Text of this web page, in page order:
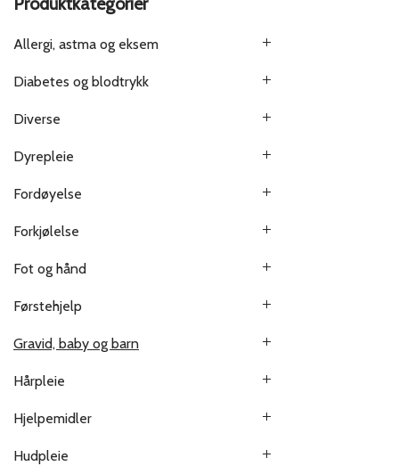
Allergi, astma og eksem
Diabetes og blodtrykk
Diverse
Dyrepleie
Fordøyelse
Forkjølelse
Fot og hånd
Førstehjelp
Gravid, baby og barn
Hårpleie
Hjelpemidler
Hudpleie